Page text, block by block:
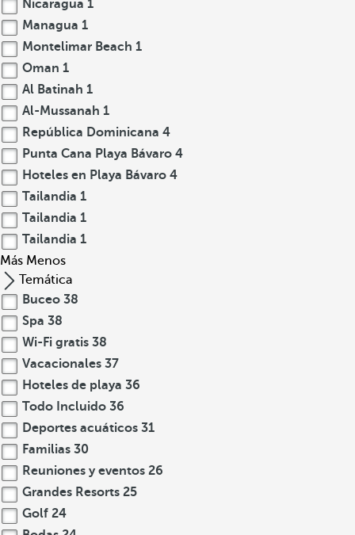
Nicaragua 1
Managua 1
Montelimar Beach 1
Oman 1
Al Batinah 1
Al-Mussanah 1
República Dominicana 4
Punta Cana Playa Bávaro 4
Hoteles en Playa Bávaro 4
Tailandia 1
Tailandia 1
Tailandia 1
Más Menos
Temática
Buceo 38
Spa 38
Wi-Fi gratis 38
Vacacionales 37
Hoteles de playa 36
Todo Incluido 36
Deportes acuáticos 31
Familias 30
Reuniones y eventos 26
Grandes Resorts 25
Golf 24